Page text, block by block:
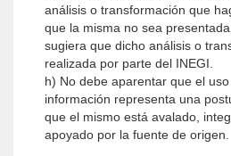
análisis o transformación que
que la misma no sea
sugiera que dicho análisis o
realizada por parte del INEGI.
h) No debe aparentar que el
información representa una
que el mismo está avalado,
apoyado por la fuente de origen.